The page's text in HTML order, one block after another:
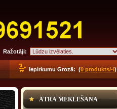
Ražotāji:
Iepirkumu Grozā: (0 produkts/-i)
ĀTRĀ MEKLĒŠANA